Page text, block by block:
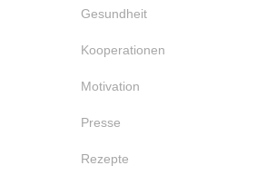
Gesundheit
Kooperationen
Motivation
Presse
Rezepte